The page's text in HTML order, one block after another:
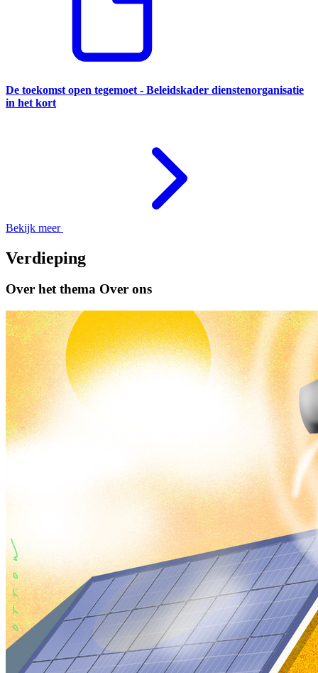
De toekomst open tegemoet - Beleidskader dienstenorganisatie
in het kort
Bekijk meer
Verdieping
Over het thema Over ons